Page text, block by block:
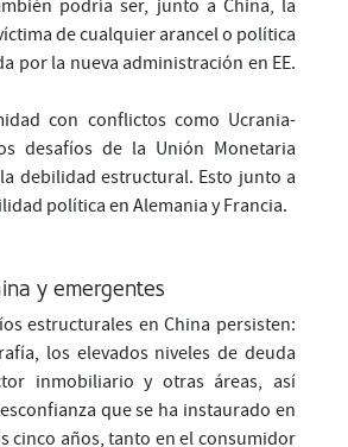
podría ser, junto a China, la
de cualquier arancel o política
por la nueva administración en EE.
con conflictos como Ucrania-
desafíos de la Unión Monetaria
debilidad estructural. Esto junto a
política en Alemania y Francia.
y emergentes
estructurales en China persisten:
los elevados niveles de deuda
inmobiliario y otras áreas, así
que se ha instaurado en
cinco años, tanto en el consumidor